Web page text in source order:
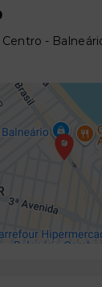
Centro -